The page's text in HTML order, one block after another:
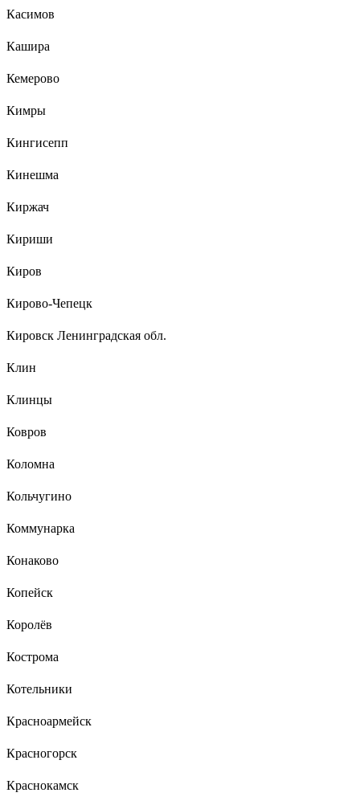
Касимов
Кашира
Кемерово
Кимры
Кингисепп
Кинешма
Киржач
Кириши
Киров
Кирово-Чепецк
Кировск Ленинградская обл.
Клин
Клинцы
Ковров
Коломна
Кольчугино
Коммунарка
Конаково
Копейск
Королёв
Кострома
Котельники
Красноармейск
Красногорск
Краснокамск